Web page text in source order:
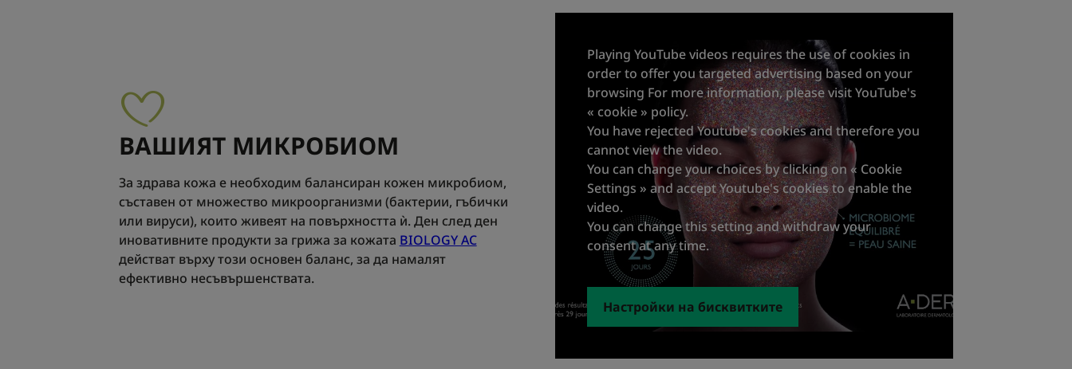
ВАШИЯТ МИКРОБИОМ
За здрава кожа е необходим балансиран кожен микробиом,
съставен от множество микроорганизми (бактерии, гъбички
или вируси), които живеят на повърхността ѝ. Ден след ден
иновативните продукти за грижа за кожата BIOLOGY AC
действат върху този основен баланс, за да намалят
ефективно несъвършенствата.
Playing YouTube videos requires the use of cookies in
order to offer you targeted advertising based on your
browsing For more information, please visit YouTube's
« cookie » policy.
You have rejected Youtube's cookies and therefore you
cannot view the video.
You can change your choices by clicking on « Cookie
Settings » and accept Youtube's cookies to enable the
video.
You can change this setting and withdraw your
consent at any time.
Настройки на бисквитките